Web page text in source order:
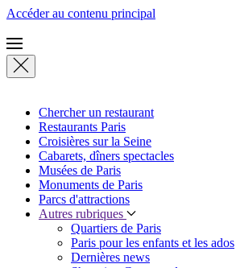
Accéder au contenu principal
Chercher un restaurant
Restaurants Paris
Croisières sur la Seine
Cabarets, dîners spectacles
Musées de Paris
Monuments de Paris
Parcs d'attractions
Autres rubriques
Quartiers de Paris
Paris pour les enfants et les ados
Dernières news